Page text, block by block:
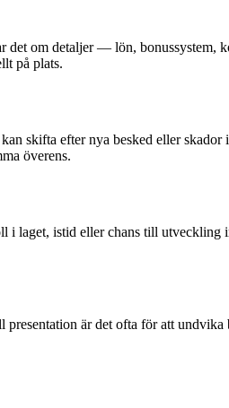
om detaljer — lön, bonussystem,
på plats.
skifta efter nya besked eller
överens.
laget, istid eller chans till utveckling
är det ofta för att